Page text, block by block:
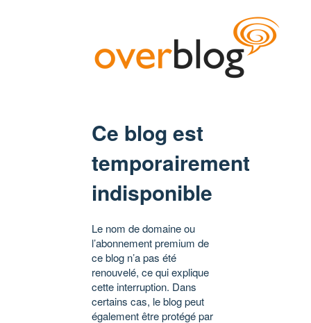
Ce blog est
temporairement
indisponible
Le nom de domaine ou
l’abonnement premium de
ce blog n’a pas été
renouvelé, ce qui explique
cette interruption. Dans
certains cas, le blog peut
également être protégé par